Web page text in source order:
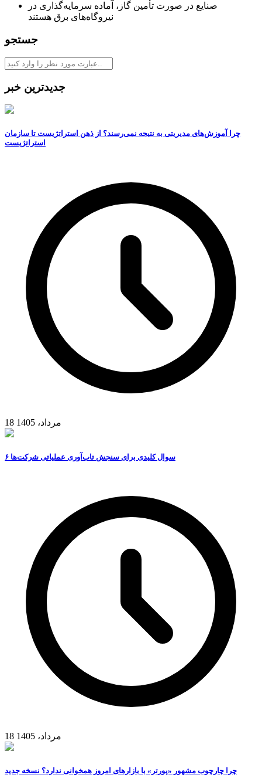
صنایع در صورت تأمین گاز، آماده سرمایه‌گذاری در
نیروگاه‌های برق هستند
جستجو
جدیدترین خبر
چرا آموزش‌های مدیریتی به نتیجه نمی‌رسند؟ از ذهن استراتژیست تا سازمان
استراتژیست
18 مرداد، 1405
۶ سوال کلیدی برای سنجش تاب‌آوری عملیاتی شرکت‌ها
18 مرداد، 1405
چرا چارچوب مشهور «پورتر» با بازارهای امروز همخوانی ندارد؟ نسخه جدید